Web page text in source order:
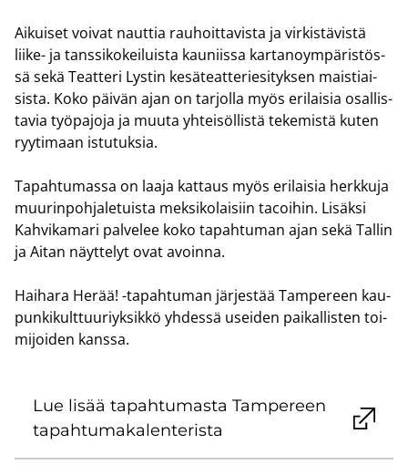
Ai­kui­set voi­vat naut­tia rau­hoit­ta­vis­ta ja vir­kis­tä­vis­tä
liike-​ ja tans­si­ko­kei­luis­ta kau­niis­sa kar­ta­no­ym­pä­ris­tös­
sä sekä Teat­te­ri Lys­tin ke­sä­teat­te­rie­si­tyk­sen mais­tiai­
sis­ta. Koko päi­vän ajan on tar­jol­la myös eri­lai­sia osal­lis­
ta­via työ­pa­jo­ja ja muuta yh­tei­söl­lis­tä te­ke­mis­tä kuten
ryy­ti­maan is­tu­tuk­sia.
Ta­pah­tu­mas­sa on laaja kat­taus myös eri­lai­sia herk­ku­ja
muu­rin­poh­ja­le­tuis­ta mek­si­ko­lai­siin tacoi­hin. Li­säk­si
Kah­vi­ka­ma­ri pal­ve­lee koko ta­pah­tu­man ajan sekä Tal­lin
ja Aitan näyt­te­lyt ovat avoin­na.
Hai­ha­ra Herää! -​tapahtuman jär­jes­tää Tam­pe­reen kau­
pun­ki­kult­tuu­riyk­sik­kö yh­des­sä usei­den pai­kal­lis­ten toi­
mi­joi­den kans­sa.
Lue lisää ta­pah­tu­mas­ta Tam­pe­reen
ta­pah­tu­ma­ka­len­te­ris­ta